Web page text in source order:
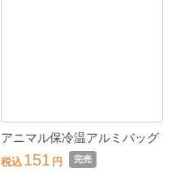
アニマル保冷温アルミバッグ
税込 151 円 完売